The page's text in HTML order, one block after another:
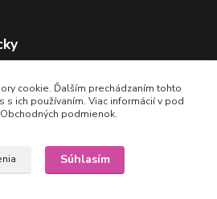
007
cookie. Ďalším prechádzaním tohto
ich používaním. Viac informácií v pod
podmienok.
Súhlasím